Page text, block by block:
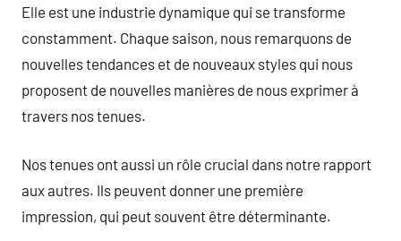
Elle est une industrie dynamique qui se transforme
constamment. Chaque saison, nous remarquons de
nouvelles tendances et de nouveaux styles qui nous
proposent de nouvelles manières de nous exprimer à
travers nos tenues.
Nos tenues ont aussi un rôle crucial dans notre rapport
aux autres. Ils peuvent donner une première
impression, qui peut souvent être déterminante.